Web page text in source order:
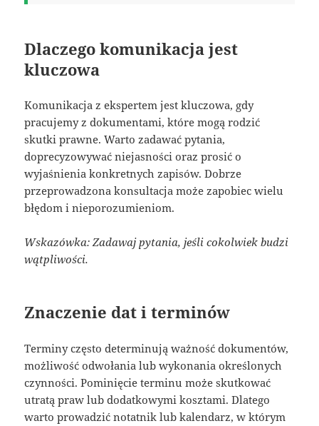
Dlaczego komunikacja jest
kluczowa
Komunikacja z ekspertem jest kluczowa, gdy
pracujemy z dokumentami, które mogą rodzić
skutki prawne. Warto zadawać pytania,
doprecyzowywać niejasności oraz prosić o
wyjaśnienia konkretnych zapisów. Dobrze
przeprowadzona konsultacja może zapobiec wielu
błędom i nieporozumieniom.
Wskazówka: Zadawaj pytania, jeśli cokolwiek budzi
wątpliwości.
Znaczenie dat i terminów
Terminy często determinują ważność dokumentów,
możliwość odwołania lub wykonania określonych
czynności. Pominięcie terminu może skutkować
utratą praw lub dodatkowymi kosztami. Dlatego
warto prowadzić notatnik lub kalendarz, w którym